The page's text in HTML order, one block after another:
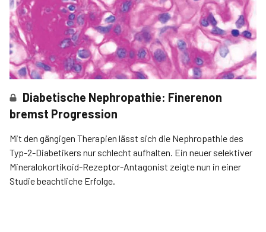
Diabetische Nephropathie: Finerenon
bremst Progression
Mit den gängigen Therapien lässt sich die Nephropathie des
Typ-2-Diabetikers nur schlecht aufhalten. Ein neuer selektiver
Mineralokortikoid-Rezeptor-Antagonist zeigte nun in einer
Studie beachtliche Erfolge.